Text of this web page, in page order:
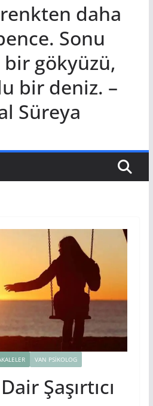
daha
Sonu
gökyüzü,
bir deniz. –
Süreya
VAN PSIKOLOG
Şaşırtıcı